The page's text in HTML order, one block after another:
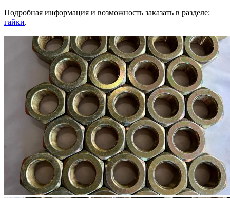
Подробная информация и возможность заказать в разделе:
гайки.